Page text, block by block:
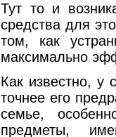
Тут то и
средства для
том, как
максимально
Как известно, у
точнее его
семье,
предметы,